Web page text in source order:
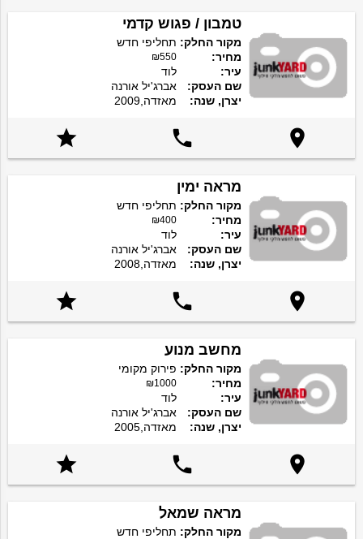
טמבון / פגוש קדמי
מקור החלק: תחליפי חדש
מחיר:
₪550
עיר:
לוד
שם העסק:
אברג'יל אורנה
יצרן, שנה:
מאזדה,2009



מראה ימין
מקור החלק: תחליפי חדש
מחיר:
₪400
עיר:
לוד
שם העסק:
אברג'יל אורנה
יצרן, שנה:
מאזדה,2008



מחשב מנוע
מקור החלק: פירוק מקומי
מחיר:
₪1000
עיר:
לוד
שם העסק:
אברג'יל אורנה
יצרן, שנה:
מאזדה,2005



מראה שמאל
מקור החלק: תחליפי חדש